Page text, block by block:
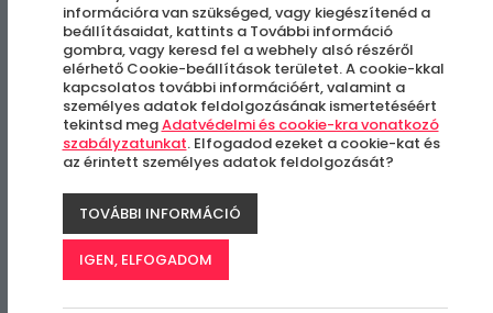
Balatonfüred
információra van szükséged, vagy kiegészítenéd a
beállításaidat, kattints a További információ
gombra, vagy keresd fel a webhely alsó részéről
elérhető Cookie-beállítások területet. A cookie-kkal
kapcsolatos további információért, valamint a
személyes adatok feldolgozásának ismertetéséért
tekintsd megAdatvédelmi és cookie-kra vonatkozó
szabályzatunkat. Elfogadod ezeket a cookie-kat és
az érintett személyes adatok feldolgozását?
TOVÁBBI INFORMÁCIÓ
IGEN, ELFOGADOM